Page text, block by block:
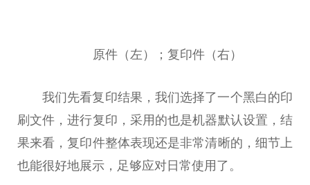
原件（左）；复印件（右）
我们先看复印结果，我们选择了一个黑白的印
刷文件，进行复印，采用的也是机器默认设置，结
果来看，复印件整体表现还是非常清晰的，细节上
也能很好地展示，足够应对日常使用了。